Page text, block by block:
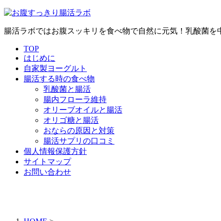
腸活ラボではお腹スッキリを食べ物で自然に元気！乳酸菌を
TOP
はじめに
自家製ヨーグルト
腸活する時の食べ物
乳酸菌と腸活
腸内フローラ維持
オリーブオイルと腸活
オリゴ糖と腸活
おならの原因と対策
腸活サプリの口コミ
個人情報保護方針
サイトマップ
お問い合わせ